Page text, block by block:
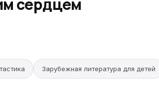
сердцем
Зарубежная литература для детей